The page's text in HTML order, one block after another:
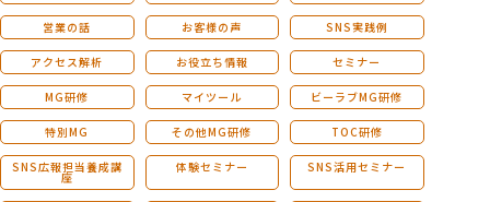
営業の話 お客様の声 SNS実践例
アクセス解析 お役立ち情報 セミナー
MG研修 マイツール ビーラブMG研修
特別MG その他MG研修 TOC研修
SNS広報担当養成講
座
体験セミナー SNS活用セミナー